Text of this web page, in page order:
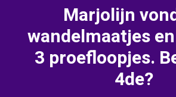
Marjolijn
wandelmaatjes
3 proefloopjes.
4de?